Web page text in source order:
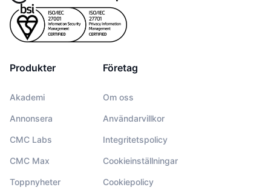
Produkter
Akademi
Annonsera
CMC Labs
CMC Max
Toppnyheter
Företag
Om oss
Användarvillkor
Integritetspolicy
Cookieinställningar
Cookiepolicy